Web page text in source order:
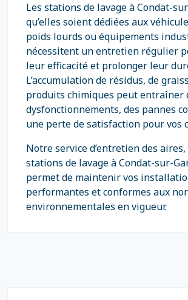
Les stations de lavage à Condat-
qu’elles soient dédiées aux
poids lourds ou équipements
nécessitent un entretien régulier
leur efficacité et prolonger leur
L’accumulation de résidus, de
produits chimiques peut entraîner
dysfonctionnements, des pannes
une perte de satisfaction pour vos
Notre service d’entretien des
stations de lavage à Condat-sur-
permet de maintenir vos
performantes et conformes aux
environnementales en vigueur.